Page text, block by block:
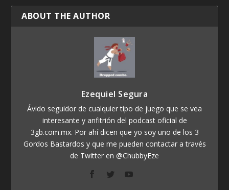
ABOUT THE AUTHOR
Ezequiel Segura
Ávido seguidor de cualquier tipo de juego que se vea
interesante y anfitrión del podcast oficial de
3gb.com.mx. Por ahí dicen que yo soy uno de los 3
Gordos Bastardos y que me pueden contactar a través
de Twitter en @ChubbyEze